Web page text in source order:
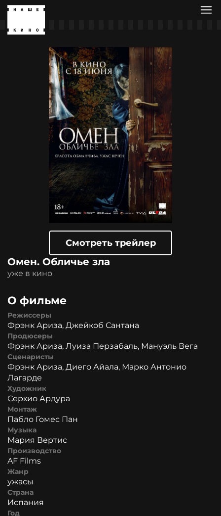
Смотреть трейлер
Омен. Обличье зла
уже в кино
О фильме
Режиссеры
Фрэнк Ариза, Джейкоб Сантана
Продюсеры
Фрэнк Ариза, Луиза Перзабаль, Мануэль Вега
Сценаристы
Фрэнк Ариза, Диего Айала, Марко Антонио
Лагарде
Художник
Серхио Ардура
Монтаж
Пабло Гомес Пан
Музыка
Мария Вертис
Производство
AF Films
Жанр
ужасы
Страна
Испания
Год